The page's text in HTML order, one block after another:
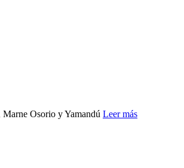
Osorio y Yamandú Leer más